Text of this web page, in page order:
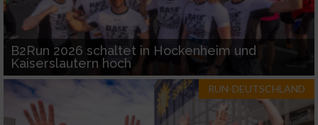
B2Run 2026 schaltet in Hockenheim und
Kaiserslautern hoch
RUN-DEUTSCHLAND